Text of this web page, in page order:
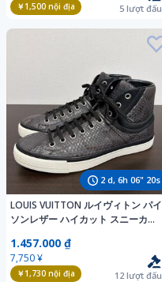
￥1,500nội địa 5 lượt đấu
2 d, 6h 06" 19s
LOUIS VUITTON ルイヴィトン パイ
ソンレザー ハイカット スニーカー
1.457.000 ₫
7,750 ¥
￥1,730nội địa 12 lượt đấu